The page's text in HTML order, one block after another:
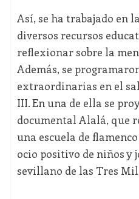
Así, se ha trabajado en
diversos recursos
reflexionar sobre la
Además, se
extraordinarias en el
III. En una de ella se
documental Alalá, que
una escuela de
ocio positivo de niños y
sevillano de las Tres